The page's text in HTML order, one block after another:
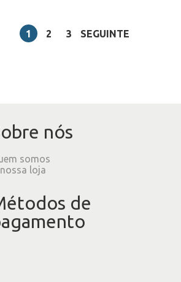
1 2 3 SEGUINTE
nós
somos
loja
de